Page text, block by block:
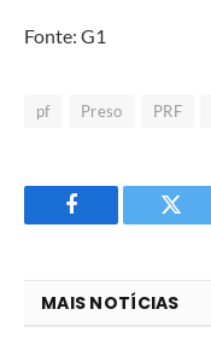
Fonte: G1
pf Preso PRF
Facebook
MAIS NOTÍCIAS